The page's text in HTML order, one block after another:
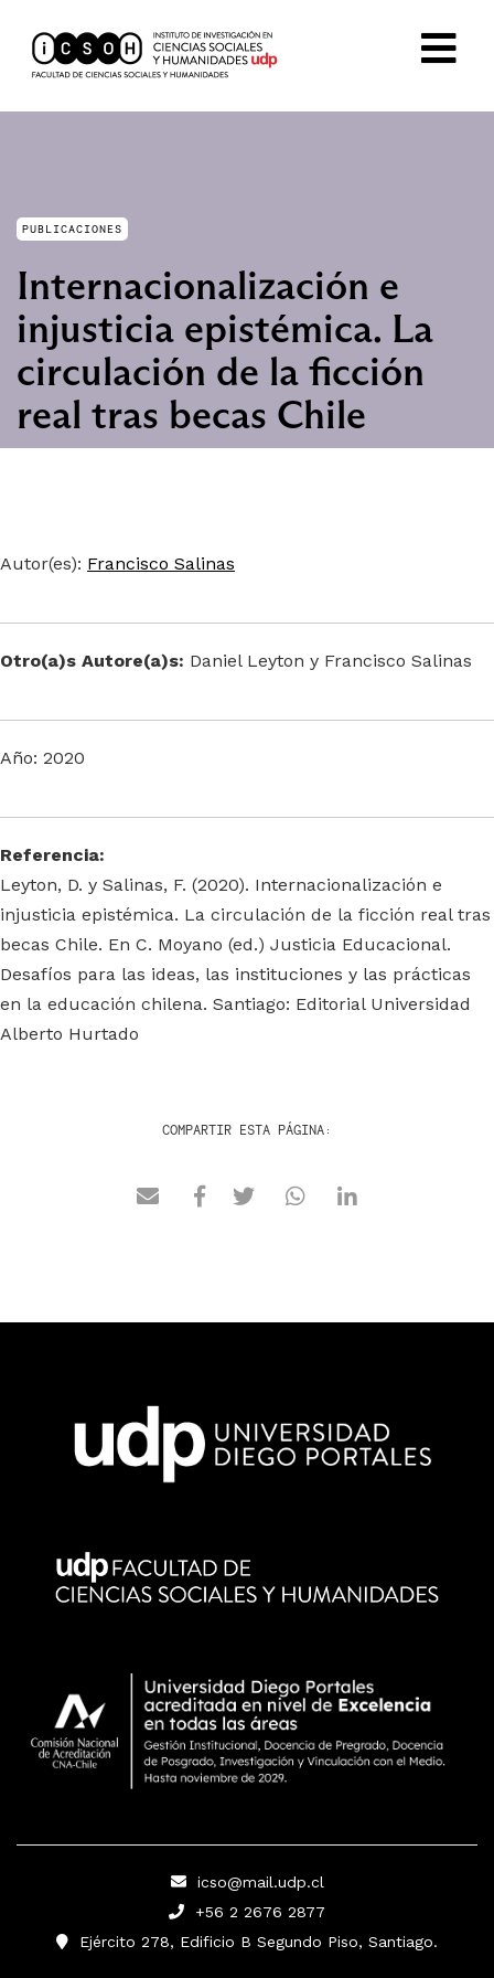
PUBLICACIONES
Internacionalización e
injusticia epistémica. La
circulación de la ficción
real tras becas Chile
Autor(es): Francisco Salinas
Otro(a)s Autore(a)s: Daniel Leyton y Francisco Salinas
Año: 2020
Referencia:
Leyton, D. y Salinas, F. (2020). Internacionalización e
injusticia epistémica. La circulación de la ficción real tras
becas Chile. En C. Moyano (ed.) Justicia Educacional.
Desafíos para las ideas, las instituciones y las prácticas
en la educación chilena. Santiago: Editorial Universidad
Alberto Hurtado
COMPARTIR ESTA PÁGINA:
icso@mail.udp.cl
+56 2 2676 2877
Ejército 278, Edificio B Segundo Piso, Santiago.